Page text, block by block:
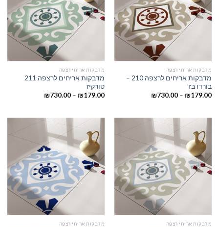
מדבקות אריחי רצפה
מדבקות אריחים לרצפה 210 –
בורדו בז’
₪179.00
–
₪730.00
מדבקות אריחי רצפה
מדבקות אריחים לרצפה 211
טורקיז
₪179.00
–
₪730.00
מדבקות אריחי רצפה מדבקות אריחי רצפה